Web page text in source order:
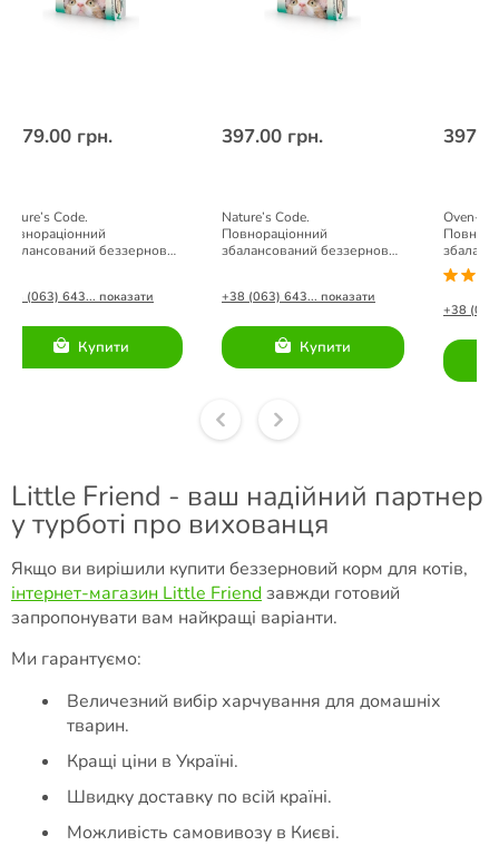
1079.00 грн.
Nature’s Code.
Повнораціонний
збалансований беззерновий
свіжого м’яса курятини
+38 (063) 643... показати
Купити
397.00 грн.
Nature’s Code.
Повнораціонний
збалансований беззерновий
свіжого м’яса курятини
+38 (063) 643... показати
Купити
Oven-
для
+38
Little Friend - ваш надійний партнер
у турботі про вихованця
Якщо ви вирішили купити беззерновий корм для котів,
інтернет-магазин Little Friendзавжди готовий
запропонувати вам найкращі варіанти.
Ми гарантуємо:
Величезний вибір харчування для домашніх
тварин.
Кращі ціни в Україні.
Швидку доставку по всій країні.
Можливість самовивозу в Києві.